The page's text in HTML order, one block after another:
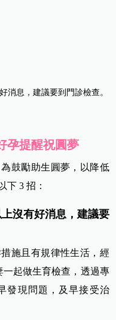
消息，建議要到門診檢查。
孕提醒祝圓夢
鼓勵助生圓夢，以降低
下 3 招：
沒有好消息，建議要
施且有規律性生活，經
起做生育檢查，透過專
發現問題，及早接受治